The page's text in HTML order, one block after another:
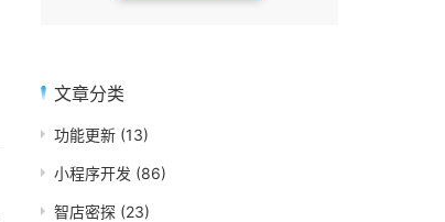
文章分类
功能更新 (13)
小程序开发 (86)
智店密探 (23)